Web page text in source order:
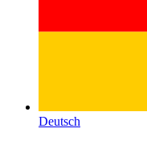
Deutsch